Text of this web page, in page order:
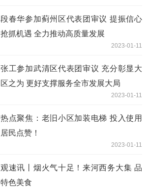
段春华参加蓟州区代表团审议 提振信心
抢抓机遇 全力推动高质量发展
2023-01-11
张工参加武清区代表团审议 充分彰显大
区之为 更好支撑服务全市发展大局
2023-01-11
热点聚焦：老旧小区加装电梯 投入使用
居民点赞！
2023-01-11
观速讯丨烟火气十足！来河西务大集 品
特色美食